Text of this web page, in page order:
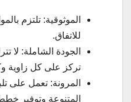
الموثوقية: تلتزم
للاتفاق.
الجودة الشاملة: لا
تركز على كل
المرونة: تعمل على
المتنوعة وتوفير